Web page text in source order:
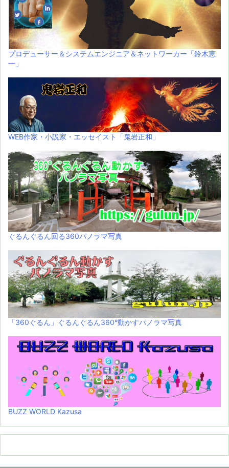
プロデューサー＆システムエンジニア＆ネットワーカー「鈴木恵
一」
WEB作家・小説家・エッセイスト「鬼岩正和」
ぐるんぐるん回る360パノラマ写真
「360ぐるん」ぐるんぐるん360°動かすパノラマ写真
BUZZ WORLD Kazusa